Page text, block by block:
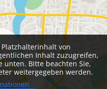
von
Inhalt zuzugreifen,
unten. Bitte beachten Sie,
weitergegeben werden.